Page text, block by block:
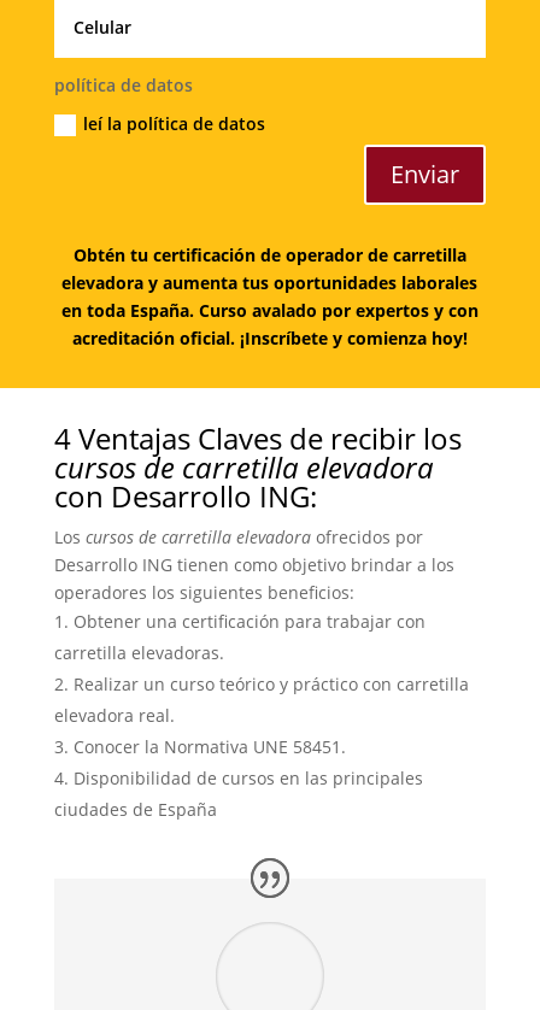
política de datos
leí la política de datos
Enviar
Obtén tu certificación de operador de carretilla
elevadora y aumenta tus oportunidades laborales
en toda España. Curso avalado por expertos y con
acreditación oficial. ¡Inscríbete y comienza hoy!
4 Ventajas Claves de recibir los
cursos de carretilla elevadora
con Desarrollo ING:
Los cursos de carretilla elevadoraofrecidos por
Desarrollo ING tienen como objetivo brindar a los
operadores los siguientes beneficios:
Obtener una certificación para trabajar con
carretilla elevadoras.
Realizar un curso teórico y práctico con carretilla
elevadora real.
Conocer la Normativa UNE 58451.
Disponibilidad de cursos en las principales
ciudades de España